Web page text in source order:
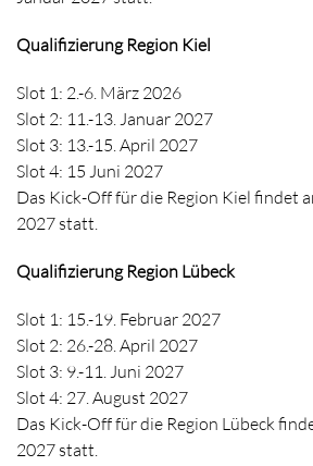
Qualifizierung Region Kiel
Slot 1: 2.-6. März 2026
Slot 2: 11.-13. Januar 2027
Slot 3: 13.-15. April 2027
Slot 4: 15 Juni 2027
Das Kick-Off für die Region Kiel findet
2027 statt.
Qualifizierung Region Lübeck
Slot 1: 15.-19. Februar 2027
Slot 2: 26.-28. April 2027
Slot 3: 9.-11. Juni 2027
Slot 4: 27. August 2027
Das Kick-Off für die Region Lübeck
2027 statt.